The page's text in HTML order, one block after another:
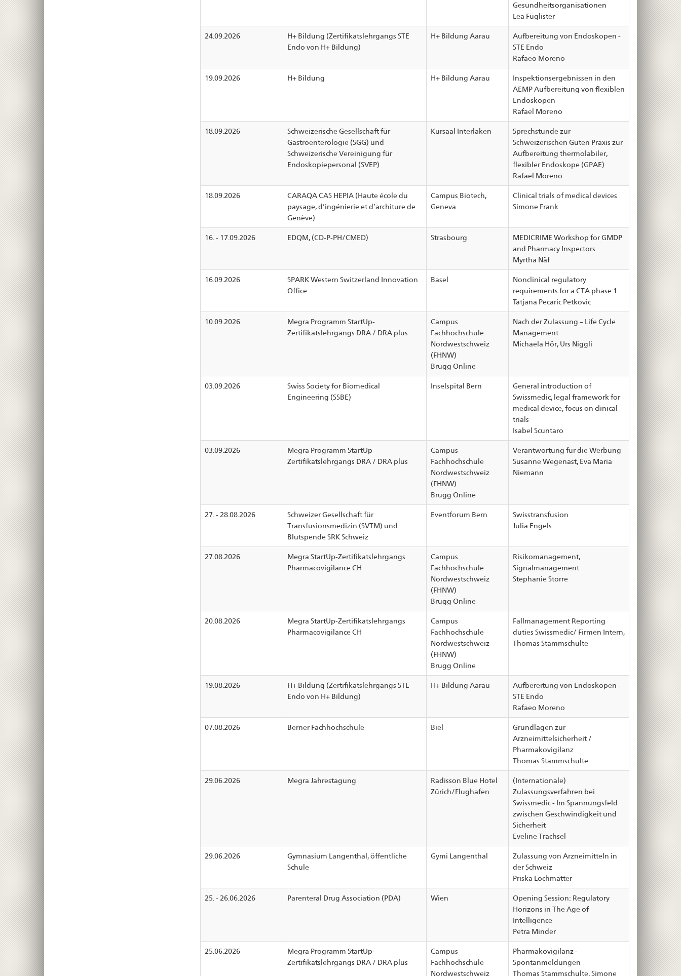
Gesundheitsorganisationen
Lea Füglister
24.09.2026
H+ Bildung (Zertifikatslehrgangs STE
Endo von H+ Bildung)
H+ Bildung Aarau
Aufbereitung von Endoskopen -
STE Endo
Rafaeo Moreno
19.09.2026 H+ Bildung H+ Bildung Aarau
Inspektionsergebnissen in den
AEMP Aufbereitung von flexiblen
Endoskopen
Rafael Moreno
18.09.2026
Schweizerische Gesellschaft für
Gastroenterologie (SGG) und
Schweizerische Vereinigung für
Endoskopiepersonal (SVEP)
Kursaal Interlaken
Sprechstunde zur
Schweizerischen Guten Praxis zur
Aufbereitung thermolabiler,
flexibler Endoskope (GPAE)
Rafael Moreno
18.09.2026
CARAQA CAS HEPIA (Haute école du
paysage, d’ingénierie et d’architure de
Genève)
Campus Biotech,
Geneva
Clinical trials of medical devices
Simone Frank
16. - 17.09.2026 EDQM, (CD-P-PH/CMED) Strasbourg
MEDICRIME Workshop for GMDP
and Pharmacy Inspectors
Myrtha Näf
16.09.2026
SPARK Western Switzerland Innovation
Office
Basel
Nonclinical regulatory
requirements for a CTA phase 1
Tatjana Pecaric Petkovic
10.09.2026
Megra Programm StartUp-
Zertifikatslehrgangs DRA / DRA plus
Campus
Fachhochschule
Nordwestschweiz
(FHNW)
Brugg Online
Nach der Zulassung – Life Cycle
Management
Michaela Hör, Urs Niggli
03.09.2026
Swiss Society for Biomedical
Engineering (SSBE)
Inselspital Bern
General introduction of
Swissmedic, legal framework for
medical device, focus on clinical
trials
Isabel Scuntaro
03.09.2026
Megra Programm StartUp-
Zertifikatslehrgangs DRA / DRA plus
Campus
Fachhochschule
Nordwestschweiz
(FHNW)
Brugg Online
Verantwortung für die Werbung
Susanne Wegenast, Eva Maria
Niemann
27. - 28.08.2026
Schweizer Gesellschaft für
Transfusionsmedizin (SVTM) und
Blutspende SRK Schweiz
Eventforum Bern
Swisstransfusion
Julia Engels
27.08.2026
Megra StartUp-Zertifikatslehrgangs
Pharmacovigilance CH
Campus
Fachhochschule
Nordwestschweiz
(FHNW)
Brugg Online
Risikomanagement,
Signalmanagement
Stephanie Storre
20.08.2026
Megra StartUp-Zertifikatslehrgangs
Pharmacovigilance CH
Campus
Fachhochschule
Nordwestschweiz
(FHNW)
Brugg Online
Fallmanagement Reporting
duties Swissmedic/ Firmen Intern,
Thomas Stammschulte
19.08.2026
H+ Bildung (Zertifikatslehrgangs STE
Endo von H+ Bildung)
H+ Bildung Aarau
Aufbereitung von Endoskopen -
STE Endo
Rafaeo Moreno
07.08.2026 Berner Fachhochschule Biel
Grundlagen zur
Arzneimittelsicherheit /
Pharmakovigilanz
Thomas Stammschulte
29.06.2026 Megra Jahrestagung
Radisson Blue Hotel
Zürich/Flughafen
(Internationale)
Zulassungsverfahren bei
Swissmedic - Im Spannungsfeld
zwischen Geschwindigkeit und
Sicherheit
Eveline Trachsel
29.06.2026
Gymnasium Langenthal, öffentliche
Schule
Gymi Langenthal
Zulassung von Arzneimitteln in
der Schweiz
Priska Lochmatter
25. - 26.06.2026 Parenteral Drug Association (PDA) Wien
Opening Session: Regulatory
Horizons in The Age of
Intelligence
Petra Minder
25.06.2026
Megra Programm StartUp-
Zertifikatslehrgangs DRA / DRA plus
Campus
Fachhochschule
Nordwestschweiz
Pharmakovigilanz -
Spontanmeldungen
Thomas Stammschulte, Simone